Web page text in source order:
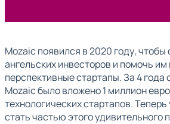
Mozaic появился в 2020 году, чтобы
ангельских инвесторов и помочь им
перспективные стартапы. За 4 года
Mozaic было вложено 1 миллион
технологических стартапов.
стать частью этого удивительного